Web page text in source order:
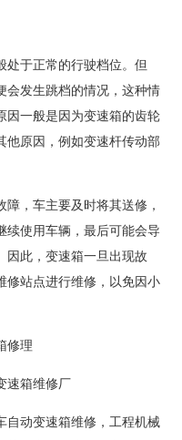
处于正常的行驶档位。但
会发生跳档的情况，这种情
因一般是因为变速箱的齿轮
他原因，例如变速杆传动部
，车主要及时将其送修，
续使用车辆，最后可能会导
因此，变速箱一旦出现故
修站点进行维修，以免因小
修理
速箱维修厂
自动变速箱维修，工程机械